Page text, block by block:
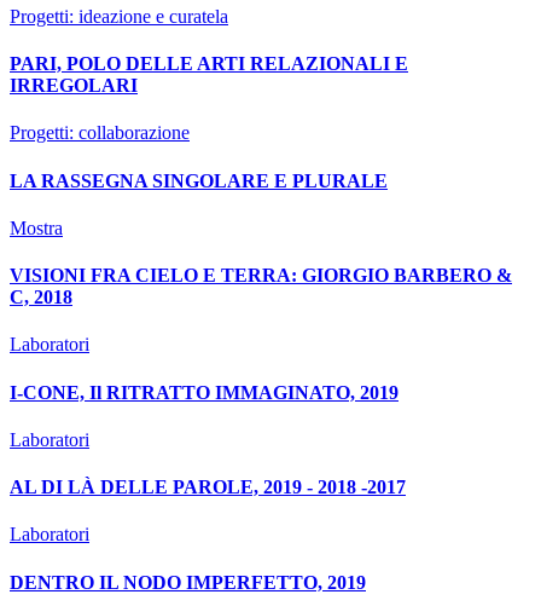
Progetti: ideazione e curatela
PARI, POLO DELLE ARTI RELAZIONALI E
IRREGOLARI
Progetti: collaborazione
LA RASSEGNA SINGOLARE E PLURALE
Mostra
VISIONI FRA CIELO E TERRA: GIORGIO BARBERO &
C, 2018
Laboratori
I-CONE, Il RITRATTO IMMAGINATO, 2019
Laboratori
AL DI LÀ DELLE PAROLE, 2019 - 2018 -2017
Laboratori
DENTRO IL NODO IMPERFETTO, 2019